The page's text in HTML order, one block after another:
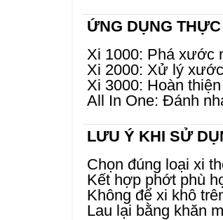
ỨNG DỤNG
Xi 1000: Phá xước
Xi 2000: Xử lý
Xi 3000: Hoàn
All In One: Đánh
LƯU Ý KHI SỬ
Chọn đúng loại xi
Kết hợp phớt phù
Không để xi khô
Lau lại bằng khăn